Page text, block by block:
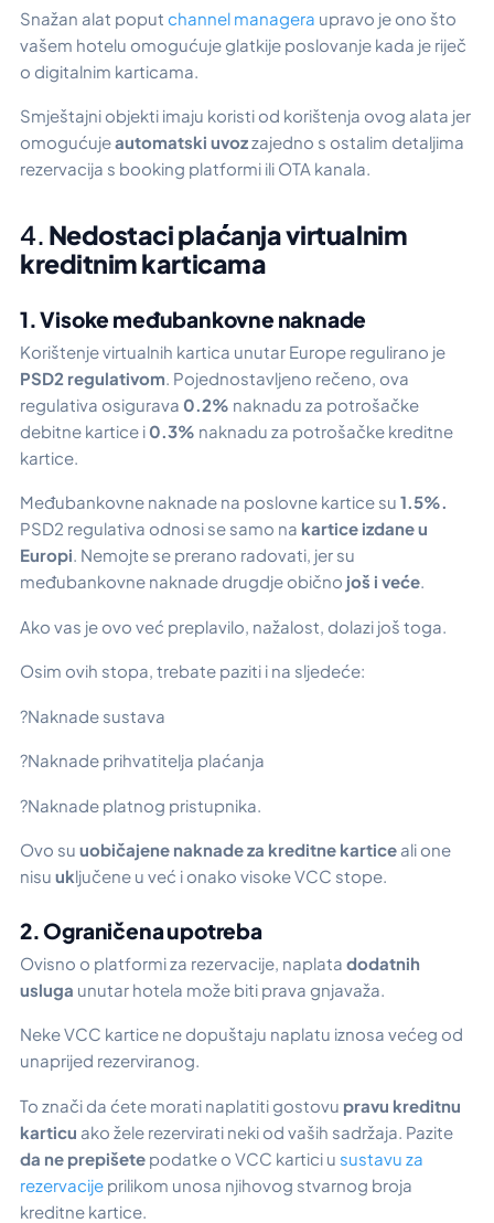
Snažan alat poput channel managera upravo je ono što
vašem hotelu omogućuje glatkije poslovanje kada je riječ
o digitalnim karticama.
Smještajni objekti imaju koristi od korištenja ovog alata jer
omogućujeautomatski uvozzajedno s ostalim detaljima
rezervacija s booking platformi ili OTA kanala.
4. Nedostaci plaćanja virtualnim
kreditnim karticama
1. Visoke međubankovne naknade
Korištenje virtualnih kartica unutar Europe regulirano je
PSD2 regulativom . Pojednostavljeno rečeno, ova
regulativa osigurava 0.2% naknadu za potrošačke
debitne kartice i 0.3% naknadu za potrošačke kreditne
kartice.
Međubankovne naknade na poslovne kartice su 1.5%.
PSD2 regulativa odnosi se samo na kartice izdane u
Europi. Nemojte se prerano radovati, jer su
međubankovne naknade drugdje obično još i veće.
Ako vas je ovo već preplavilo, nažalost, dolazi još toga.
Osim ovih stopa, trebate paziti i na sljedeće:
?Naknade sustava
?Naknade prihvatitelja plaćanja
?Naknade platnog pristupnika.
Ovo su uobičajene naknade za kreditne kartice ali one
nisu uključene u već i onako visoke VCC stope.
2. Ograničena upotreba
Ovisno o platformi za rezervacije, naplata dodatnih
usluga unutar hotela može biti prava gnjavaža.
Neke VCC kartice ne dopuštaju naplatu iznosa većeg od
unaprijed rezerviranog.
To znači da ćete morati naplatiti gostovu pravu kreditnu
karticu ako žele rezervirati neki od vaših sadržaja. Pazite
da ne prepišete podatke o VCC kartici u sustavu za
rezervacije prilikom unosa njihovog stvarnog broja
kreditne kartice.